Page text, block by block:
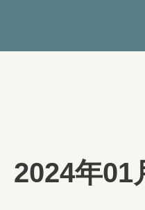
2024年01